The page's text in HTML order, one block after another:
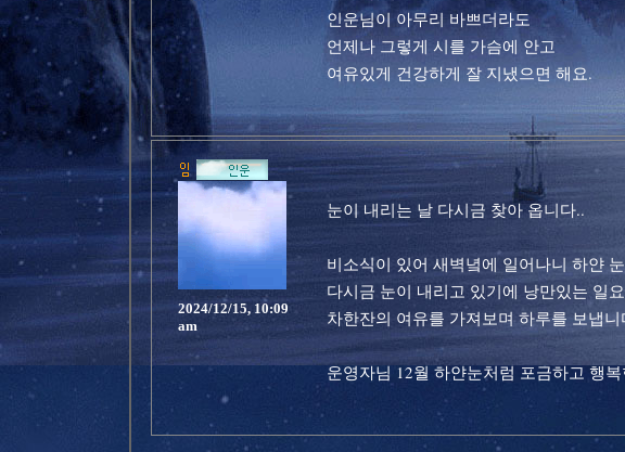
인운님이 아무리 바쁘더라도
언제나 그렇게 시를 가슴에 안고
여유있게 건강하게 잘 지냈으면 해요.
2024/12/15, 10:09
am
눈이 내리는 날 다시금 찾아 옵니다..
비소식이 있어 새벽녘에 일어나니 하얀
다시금 눈이 내리고 있기에 낭만있는 일
차한잔의 여유를 가져보며 하루를 보냅니
운영자님 12월 하얀눈처럼 포금하고 행